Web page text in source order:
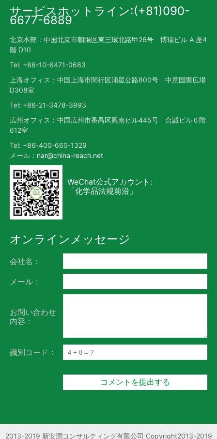
サービスホットライン:(+81)090-
6677-6889
北京本部：中国北京市朝陽区東三環北路甲26号 博瑞ビル A 座4
階 D10
Tel: +86-10-6471-0683
上海オフィス：中国上海市閔行区浦星公路800号 中意国際広場
D308室
Tel: +86-21-3478-3993
広州オフィス：中国広州市番禺区興南ビル445号 合誠ビル６階
612室
Tel: +86-400-660-1329
メール： nar@china-reach.net
WeChat公式アカウント:
「化学品法规前沿」
オンラインメッセージ
会社名：
メール：
お問い合わせ
内容：
識別コード：
2013-2019 新安潤コンサルティング有限公司 Copyright2013-2019